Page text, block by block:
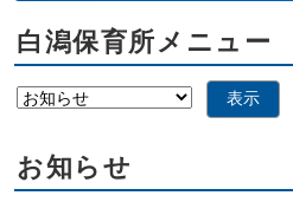
白潟保育所メニュー
表示
お知らせ